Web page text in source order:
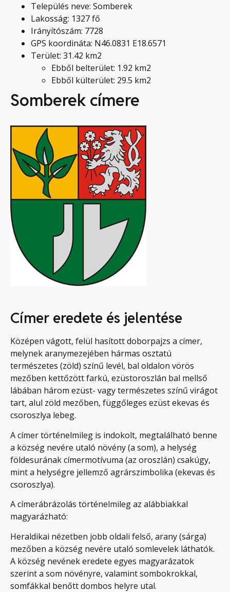
Település neve: Somberek
Lakosság: 1327 fő
Irányítószám: 7728
GPS koordináta: N46.0831 E18.6571
Terület: 31.42 km2
Ebből belterület: 1.92 km2
Ebből külterület: 29.5 km2
Somberek címere
Címer eredete és jelentése
Középen vágott, felül hasított doborpajzs a címer,
melynek aranymezejében hármas osztatú
természetes (zöld) színű levél, bal oldalon vörös
mezőben kettőzött farkú, ezüstoroszlán bal mellső
lábában három ezüst- vagy természetes színű virágot
tart, alul zöld mezőben, függőleges ezüst ekevas és
csoroszlya lebeg.
A címer történelmileg is indokolt, megtalálható benne
a község nevére utaló növény (a som), a helység
földesurának címermotívuma (az oroszlán) csakúgy,
mint a helységre jellemző agrárszimbolika (ekevas és
csoroszlya).
A címerábrázolás történelmileg az alábbiakkal
magyarázható:
Heraldikai nézetben jobb oldali felső, arany (sárga)
mezőben a község nevére utaló somlevelek láthatók.
A község nevének eredete egyes magyarázatok
szerint a som növényre, valamint sombokrokkal,
somfákkal benőtt dombos helyre utal.